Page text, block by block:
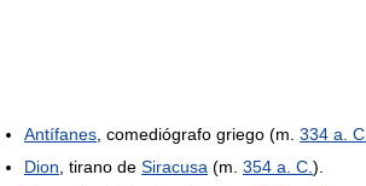
Antífanes , comediógrafo griego (m. 334 a. C.
Dion , tirano de Siracusa (m. 354 a. C. ).